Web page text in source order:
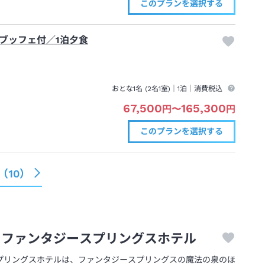
このプランを選択する
ッフェ付／1泊夕食
おとな1名 (2名1室)｜1泊 ｜消費税込
67,500 円 〜165,300 円
このプランを選択する
10）
ァンタジースプリングスホテル
ングスホテルは、ファンタジースプリングスの魔法の泉のほ